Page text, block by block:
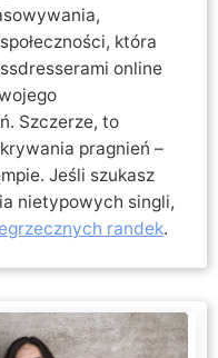
która
online
Szczerze, to
pragnień –
Jeśli szukasz
nietypowych singli,
randek.